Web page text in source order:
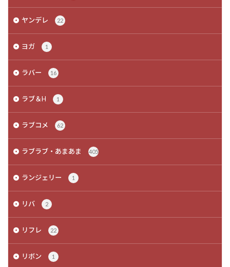
ヤンデレ 22
ヨガ 1
ラバー 16
ラブ＆H 1
ラブコメ 62
ラブラブ・あまあま 405
ランジェリー 1
リバ 2
リフレ 22
リボン 1